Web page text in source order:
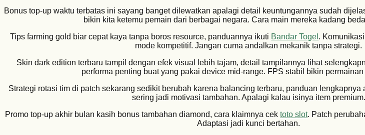
Bonus top-up waktu terbatas ini sayang banget dilewatkan apalagi detail keuntungannya sudah
bikin kita ketemu pemain dari berbagai negara. Cara main mereka kadang
Tips farming gold biar cepat kaya tanpa boros resource, panduannya ikuti Bandar Togel .
mode kompetitif. Jangan cuma andalkan mekanik tanpa strategi.
Skin dark edition terbaru tampil dengan efek visual lebih tajam, detail tampilannya lihat
performa penting buat yang pakai device mid-range. FPS stabil bikin
Strategi rotasi tim di patch sekarang sedikit berubah karena balancing terbaru, panduan lengkapnya
sering jadi motivasi tambahan. Apalagi kalau isinya item premium.
Promo top-up akhir bulan kasih bonus tambahan diamond, cara klaimnya cektoto slot. Patch
Adaptasi jadi kunci bertahan.